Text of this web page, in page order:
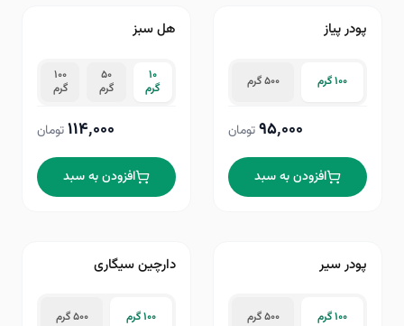
پودر پیاز
۱۰۰ گرم ۵۰۰ گرم
۹۵٬۰۰۰تومان
افزودن به سبد
هل سبز
۱۰
گرم
۵۰
گرم
۱۰۰
گرم
۱۱۴٬۰۰۰تومان
افزودن به سبد
پودر سیر
۱۰۰ گرم ۵۰۰ گرم
دارچین سیگاری
۱۰۰ گرم ۵۰۰ گرم